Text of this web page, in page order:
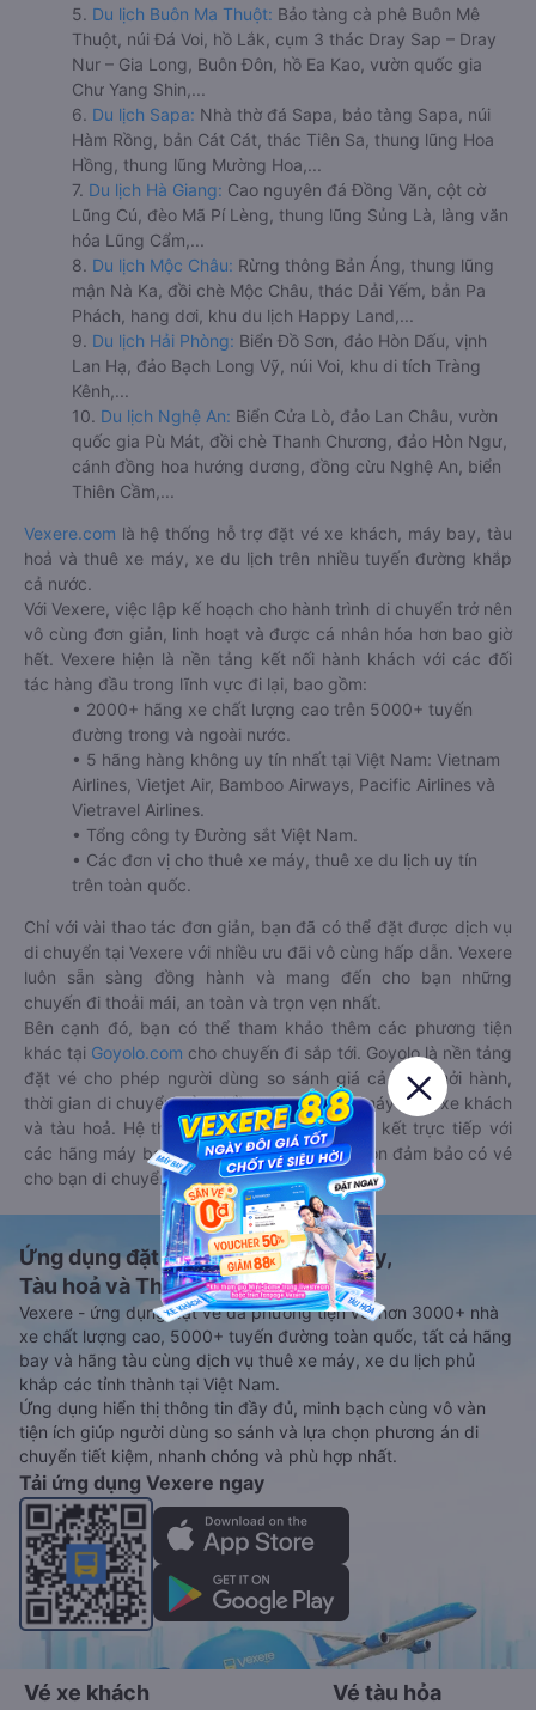
5. Du lịch Buôn Ma Thuột: Bảo tàng cà phê Buôn Mê
Thuột, núi Đá Voi, hồ Lắk, cụm 3 thác Dray Sap – Dray
Nur – Gia Long, Buôn Đôn, hồ Ea Kao, vườn quốc gia
Chư Yang Shin,...
6. Du lịch Sapa: Nhà thờ đá Sapa, bảo tàng Sapa, núi
Hàm Rồng, bản Cát Cát, thác Tiên Sa, thung lũng Hoa
Hồng, thung lũng Mường Hoa,...
7. Du lịch Hà Giang: Cao nguyên đá Đồng Văn, cột cờ
Lũng Cú, đèo Mã Pí Lèng, thung lũng Sủng Là, làng văn
hóa Lũng Cẩm,...
8. Du lịch Mộc Châu: Rừng thông Bản Áng, thung lũng
mận Nà Ka, đồi chè Mộc Châu, thác Dải Yếm, bản Pa
Phách, hang dơi, khu du lịch Happy Land,...
9. Du lịch Hải Phòng: Biển Đồ Sơn, đảo Hòn Dấu, vịnh
Lan Hạ, đảo Bạch Long Vỹ, núi Voi, khu di tích Tràng
Kênh,...
10. Du lịch Nghệ An: Biển Cửa Lò, đảo Lan Châu, vườn
quốc gia Pù Mát, đồi chè Thanh Chương, đảo Hòn Ngư,
cánh đồng hoa hướng dương, đồng cừu Nghệ An, biển
Thiên Cầm,...
Vexere.com là hệ thống hỗ trợ đặt vé xe khách, máy bay, tàu
hoả và thuê xe máy, xe du lịch trên nhiều tuyến đường khắp
cả nước.
Với Vexere, việc lập kế hoạch cho hành trình di chuyển trở nên
vô cùng đơn giản, linh hoạt và được cá nhân hóa hơn bao giờ
hết. Vexere hiện là nền tảng kết nối hành khách với các đối
tác hàng đầu trong lĩnh vực đi lại, bao gồm:
• 2000+ hãng xe chất lượng cao trên 5000+ tuyến
đường trong và ngoài nước.
• 5 hãng hàng không uy tín nhất tại Việt Nam: Vietnam
Airlines, Vietjet Air, Bamboo Airways, Pacific Airlines và
Vietravel Airlines.
• Tổng công ty Đường sắt Việt Nam.
• Các đơn vị cho thuê xe máy, thuê xe du lịch uy tín
trên toàn quốc.
Chỉ với vài thao tác đơn giản, bạn đã có thể đặt được dịch vụ
di chuyển tại Vexere với nhiều ưu đãi vô cùng hấp dẫn. Vexere
luôn sẵn sàng đồng hành và mang đến cho bạn những
chuyến đi thoải mái, an toàn và trọn vẹn nhất.
Bên cạnh đó, bạn có thể tham khảo thêm các phương tiện
khác tại Goyolo.com cho chuyến đi sắp tới. Goyolo là nền tảng
đặt vé cho phép người dùng so sánh giá cả, giờ khởi hành,
thời gian di chuyển của nhiều phương tiện máy bay, xe khách
và tàu hoả. Hệ thống của Goyolo được liên kết trực tiếp với
các hãng máy bay, xe khách và tàu hoả, luôn đảm bảo có vé
cho bạn di chuyển.
Ứng dụng đặt vé Xe khách, Máy bay,
Tàu hoả và Thuê xe
Vexere - ứng dụng đặt vé đa phương tiện với hơn 3000+ nhà
xe chất lượng cao, 5000+ tuyến đường toàn quốc, tất cả hãng
bay và hãng tàu cùng dịch vụ thuê xe máy, xe du lịch phủ
khắp các tỉnh thành tại Việt Nam.
Ứng dụng hiển thị thông tin đầy đủ, minh bạch cùng vô vàn
tiện ích giúp người dùng so sánh và lựa chọn phương án di
chuyển tiết kiệm, nhanh chóng và phù hợp nhất.
Tải ứng dụng Vexere ngay
Vé xe khách Vé tàu hỏa